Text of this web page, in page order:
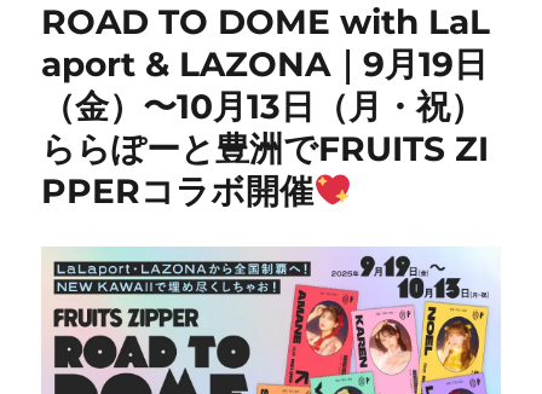
ROAD TO DOME with LaL
aport & LAZONA｜9月19日
（金）〜10月13日（月・祝）
ららぽーと豊洲でFRUITS ZI
PPERコラボ開催